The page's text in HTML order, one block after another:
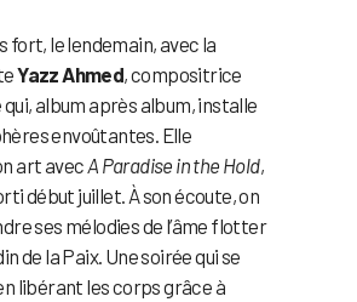
fort, le lendemain, avec la
Yazz Ahmed, compositrice
album après album, installe
envoûtantes. Elle
art avec A Paradise in the Hold,
début juillet. À son écoute, on
ses mélodies de l’âme flotter
de la Paix. Une soirée qui se
libérant les corps grâce à